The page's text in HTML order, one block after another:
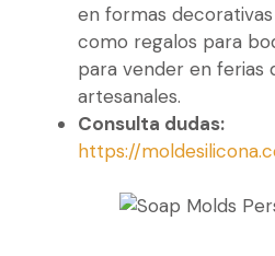
en formas
como regalos para
para vender en ferias
artesanales.
Consulta dudas:
https://